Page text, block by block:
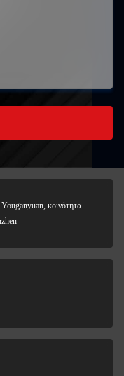
κοινότητα